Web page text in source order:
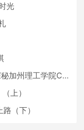
光
Caltech博士生活 [上集]
上）
（下）